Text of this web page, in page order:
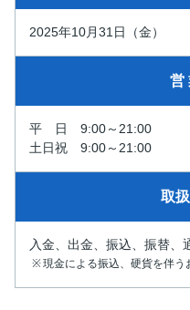
2025年10月31日（金）
営
平 日 9:00～21:00
土日祝 9:00～21:00
取
入金、出金、振込、振替
現金による振込、硬貨を伴う